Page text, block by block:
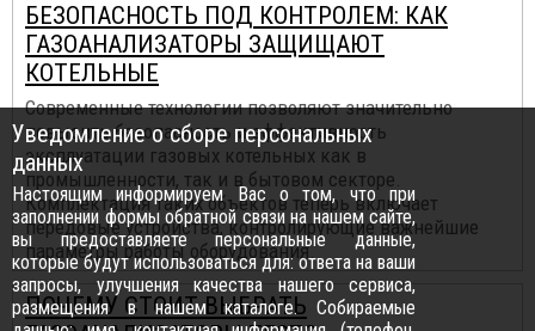
БЕЗОПАСНОСТЬ ПОД КОНТРОЛЕМ: КАК
ГАЗОАНАЛИЗАТОРЫ ЗАЩИЩАЮТ
КОТЕЛЬНЫЕ
Современные технологии позволяют значительно
повысить безопасность и эффективность
эксплуатации газовых котельных как в
промышленности, так и в бытовом секторе.
Комплектация таких объектов теперь включает
передовые устройства, контролирующие важнейшие
параметры работы оборудования.
ПОЧЕМУ СТОИТ ВЫБРАТЬ
Уведомление о сборе персональных
данных
Настоящим информируем Вас о том, что при
заполнении формы обратной связи на нашем сайте,
вы предоставляете персональные данные,
которые будут использоваться для: ответа на ваши
запросы, улучшения качества нашего сервиса,
размещения в нашем каталоге. Собираемые